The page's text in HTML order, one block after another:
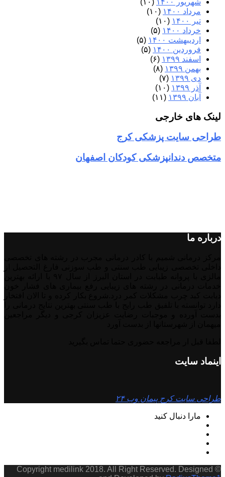
شهریور ۱۴۰۰
(۱۰)
مرداد ۱۴۰۰
(۱۰)
تیر ۱۴۰۰
(۱۰)
خرداد ۱۴۰۰
(۵)
اردیبهشت ۱۴۰۰
(۵)
فروردین ۱۴۰۰
(۵)
اسفند ۱۳۹۹
(۶)
بهمن ۱۳۹۹
(۸)
دی ۱۳۹۹
(۷)
آذر ۱۳۹۹
(۱۰)
آبان ۱۳۹۹
(۱۱)
لینک های خارجی
طراحی سایت پزشکی کرج
متخصص دندانپزشکی کودکان اصفهان
درباره ما
اینماد سایت
طراحی سایت کرج پیمان وب ۲۴
مارا دنبال کنید
© Copyright medilink 2018. All Right Reserved. Designed